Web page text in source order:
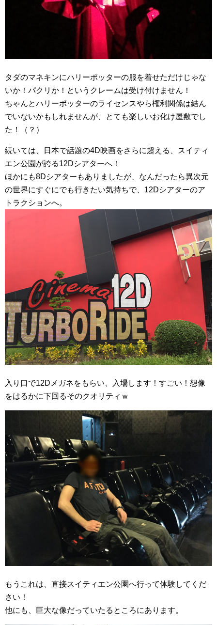
タダのマネキンにハリーポッターの服を着せただけじゃな
いか！パクリか！というクレームは受け付けません！
ちゃんとハリーポッターのライセンスやら権利関係は結ん
でいないかもしれませんが、とても楽しいお化け屋敷でし
た！（？）
続いては、日本で話題の4D映画をさらに超える、スイティ
エン公園が誇る12Dシアターへ！
ほかにも8Dシアターもありましたが、なんだったら異次元
の世界にすぐにでも行きたい気持ちで、12Dシアターのア
トラクションへ。
入り口で12Dメガネをもらい、入場します！すごい！想像
をはるかに下回るそのクオリティｗ
もうこれは、直接スイティエン公園へ行って体験してくだ
さい！
他にも、巨大な像だっていたるところにあります。